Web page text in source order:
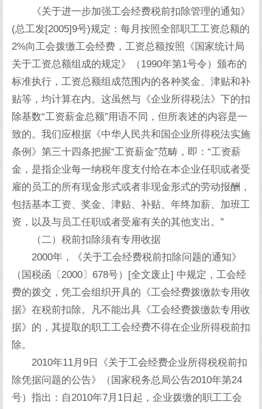
《关于进一步加强工会经费税前扣除管理的通知》
(总工发[2005]9号)规定：每月按照全部职工工资总额的
2%向工会拨缴工会经费，工资总额按照《国家统计局
关于工资总额组成的规定》（1990年第1号令）颁布的
标准执行，工资总额组成范围内的各种奖金、津贴和补
贴等，均计算在内。这虽然与《企业所得税法》下的扣
除基数“工资薪金总额”用语不同，但所表述的内容是一
致的。我们应根据《中华人民共和国企业所得税法实施
条例》第三十四条把握“工资薪金”范畴，即：“工资薪
金，是指企业每一纳税年度支付给在本企业任职或者受
雇的员工的所有现金形式或者非现金形式的劳动报酬，
包括基本工资、奖金、津贴、补贴、年终加薪、加班工
资，以及与员工任职或者受雇有关的其他支出。”
（二）税前扣除须有专用收据
2000年，《关于工会经费税前扣除问题的通知》
（国税函〔2000〕678号）[全文废止] 中规定，工会经
费的拨交，凭工会组织开具的《工会经费拨缴款专用收
据》在税前扣除。凡不能出具《工会经费拨缴款专用收
据》的，其提取的职工工会经费不得在企业所得税前扣
除。
2010年11月9日《关于工会经费企业所得税税前扣
除凭据问题的公告》（国家税务总局公告2010年第24
号）指出：自2010年7月1日起，企业拨缴的职工工会